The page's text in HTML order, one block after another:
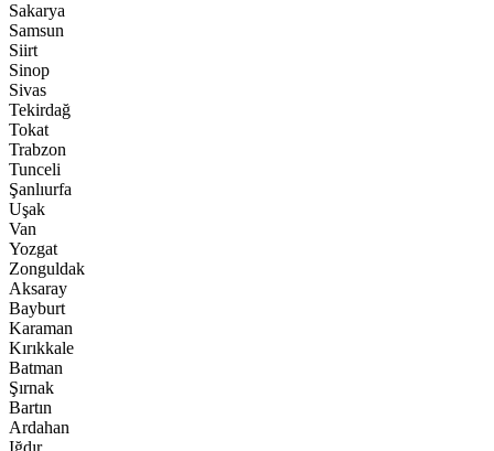
Sakarya
Samsun
Siirt
Sinop
Sivas
Tekirdağ
Tokat
Trabzon
Tunceli
Şanlıurfa
Uşak
Van
Yozgat
Zonguldak
Aksaray
Bayburt
Karaman
Kırıkkale
Batman
Şırnak
Bartın
Ardahan
Iğdır